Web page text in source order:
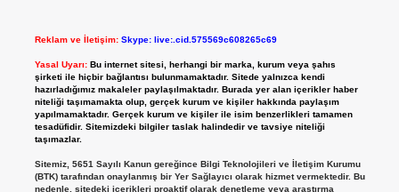
Reklam ve İletişim: Skype: live:.cid.575569c608265c69
Yasal Uyarı: Bu internet sitesi, herhangi bir marka, kurum veya şahıs
şirketi ile hiçbir bağlantısı bulunmamaktadır. Sitede yalnızca kendi
hazırladığımız makaleler paylaşılmaktadır. Burada yer alan içerikler haber
niteliği taşımamakta olup, gerçek kurum ve kişiler hakkında paylaşım
yapılmamaktadır. Gerçek kurum ve kişiler ile isim benzerlikleri tamamen
tesadüfidir. Sitemizdeki bilgiler taslak halindedir ve tavsiye niteliği
taşımazlar.
Sitemiz, 5651 Sayılı Kanun gereğince Bilgi Teknolojileri ve İletişim Kurumu
(BTK) tarafından onaylanmış bir Yer Sağlayıcı olarak hizmet vermektedir. Bu
nedenle, sitedeki içerikleri proaktif olarak denetleme veya araştırma